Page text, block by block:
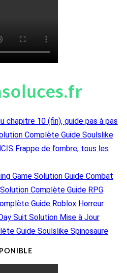
chapitre 10 (fin), guide pas à pas
Complète Guide Soulslike
Frappe de l’ombre, tous les
Game Solution Guide Combat
Complète Guide RPG
Guide Roblox Horreur
Suit Solution Mise à Jour
Guide Soulslike Spinosaure